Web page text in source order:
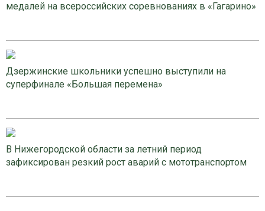
медалей на всероссийских соревнованиях в «Гагарино»
Дзержинские школьники успешно выступили на
суперфинале «Большая перемена»
В Нижегородской области за летний период
зафиксирован резкий рост аварий с мототранспортом